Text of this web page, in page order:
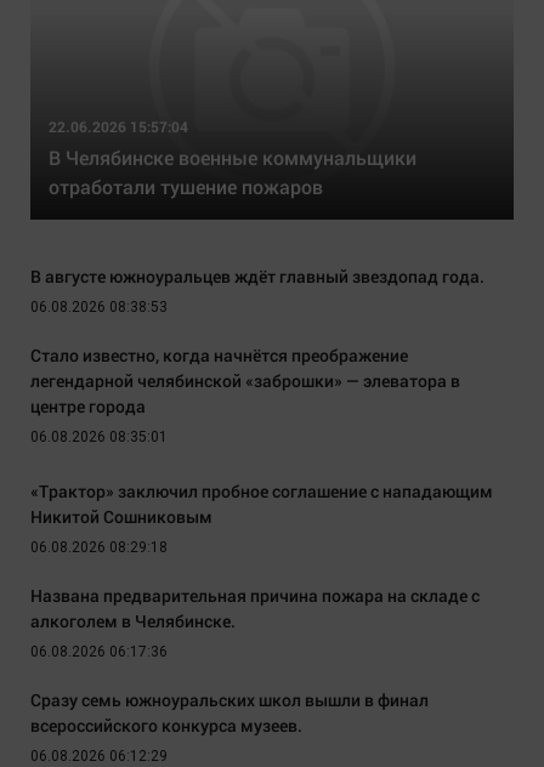
22.06.2026 15:57:04
В Челябинске военные коммунальщики
отработали тушение пожаров
В августе южноуральцев ждёт главный звездопад года.
06.08.2026 08:38:53
Стало известно, когда начнётся преображение
легендарной челябинской «заброшки» — элеватора в
центре города
06.08.2026 08:35:01
«Трактор» заключил пробное соглашение с нападающим
Никитой Сошниковым
06.08.2026 08:29:18
Названа предварительная причина пожара на складе с
алкоголем в Челябинске.
06.08.2026 06:17:36
Сразу семь южноуральских школ вышли в финал
всероссийского конкурса музеев.
06.08.2026 06:12:29